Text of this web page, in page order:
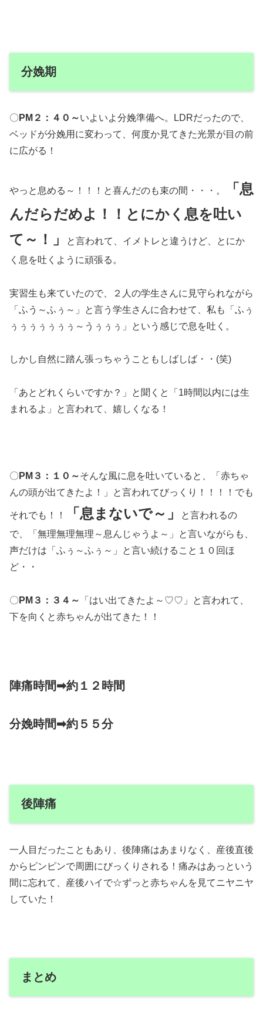
分娩期
〇 PM２：４０～いよいよ分娩準備へ。LDRだったので、
ベッドが分娩用に変わって、何度か見てきた光景が目の前
に広がる！
やっと息める～！！！と喜んだのも束の間・・・。
「息
んだらだめよ！！とにかく息を吐い
て～！」
と言われて、イメトレと違うけど、とにか
く息を吐くように頑張る。
実習生も来ていたので、２人の学生さんに見守られながら
「ふう～ふぅ～」と言う学生さんに合わせて、私も「ふぅ
ぅぅぅぅぅぅぅ～うぅぅぅ」という感じで息を吐く。
しかし自然に踏ん張っちゃうこともしばしば・・(笑)
「あとどれくらいですか？」と聞くと「1時間以内には生
まれるよ」と言われて、嬉しくなる！
〇 PM３：１０～そんな風に息を吐いていると、「赤ちゃ
んの頭が出てきたよ！」と言われてびっくり！！！！でも
それでも！！ 「息まないで～」
と言われるの
で、「無理無理無理～息んじゃうよ～」と言いながらも、
声だけは「ふぅ～ふぅ～」と言い続けること１０回ほ
ど・・
〇 PM３：３４～
「はい出てきたよ～♡♡」と言われて、
下を向くと赤ちゃんが出てきた！！
陣痛時間➡約１２時間
分娩時間➡約５５分
後陣痛
一人目だったこともあり、後陣痛はあまりなく、産後直後
からピンピンで周囲にびっくりされる！痛みはあっという
間に忘れて、産後ハイで☆ずっと赤ちゃんを見てニヤニヤ
していた！
まとめ